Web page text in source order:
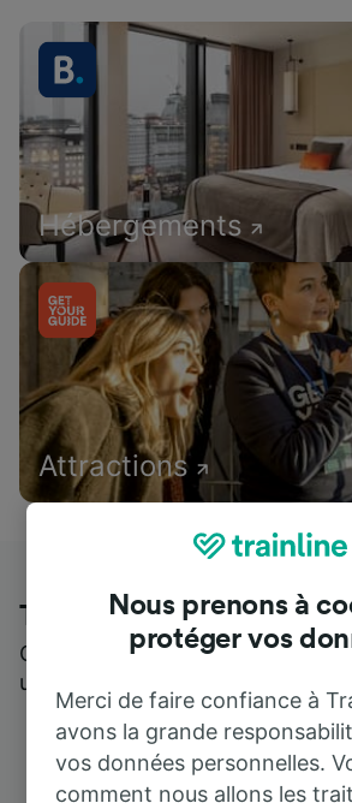
Hébergements
Attractions
Trainline : l'avis de nos
Qui mieux pour parler de nous,
utilisent ?
Nous prenons à
protéger vos
Merci de faire confiance à
avons la grande
vos données personnelles.
comment nous allons les